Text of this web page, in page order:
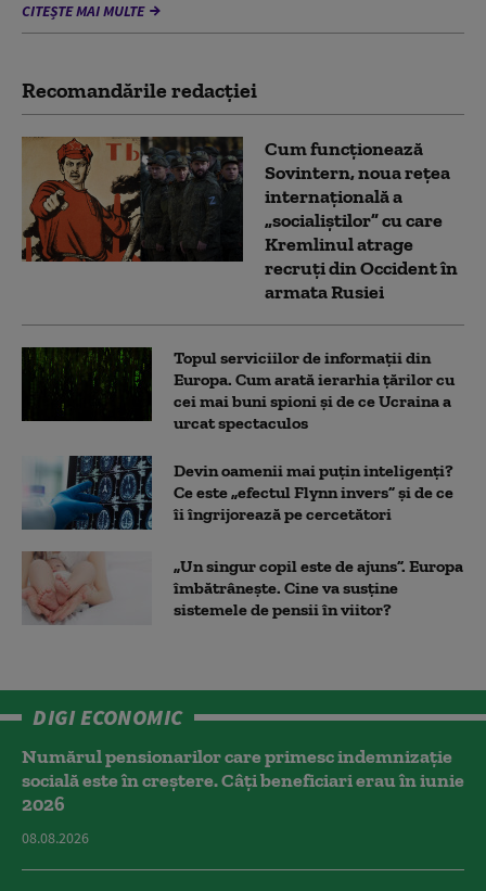
CITEȘTE MAI MULTE
Recomandările redacţiei
Cum funcționează
Sovintern, noua rețea
internațională a
„socialiștilor” cu care
Kremlinul atrage
recruți din Occident în
armata Rusiei
Topul serviciilor de informații din
Europa. Cum arată ierarhia țărilor cu
cei mai buni spioni și de ce Ucraina a
urcat spectaculos
Devin oamenii mai puțin inteligenți?
Ce este „efectul Flynn invers” și de ce
îi îngrijorează pe cercetători
„Un singur copil este de ajuns”. Europa
îmbătrânește. Cine va susține
sistemele de pensii în viitor?
DIGI ECONOMIC
Numărul pensionarilor care primesc indemnizaţie
socială este în creștere. Câți beneficiari erau în iunie
2026
08.08.2026